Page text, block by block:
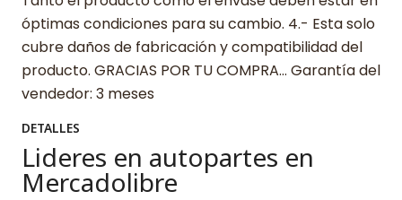
óptimas condiciones para su cambio. 4.- Esta solo
cubre daños de fabricación y compatibilidad del
producto. GRACIAS POR TU COMPRA… Garantía del
vendedor: 3 meses
DETALLES
Lideres en autopartes en
Mercadolibre